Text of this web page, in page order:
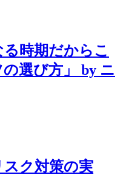
時期だからこ
選び方」 by ニ
ク対策の実